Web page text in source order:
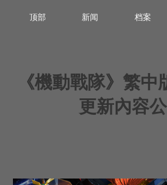
顶部 新闻 档案
《機動戰隊》繁中
更新內容